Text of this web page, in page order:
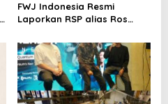
FWJ Indonesia Resmi
Laporkan RSP alias Ros